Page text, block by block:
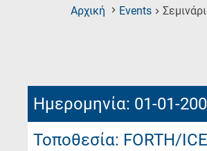
Αρχική Events
Ημερομηνία: 01-01-
Τοποθεσία: FORTH/